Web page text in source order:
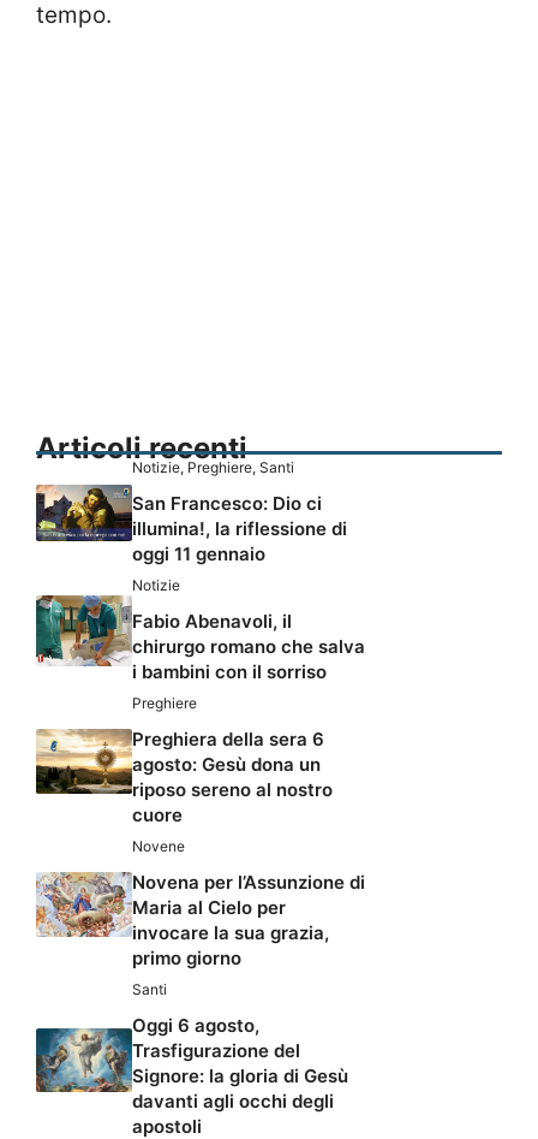
tempo.
Articoli recenti
Notizie, Preghiere, Santi
San Francesco: Dio ci
illumina!, la riflessione di
oggi 11 gennaio
Notizie
Fabio Abenavoli, il
chirurgo romano che salva
i bambini con il sorriso
Preghiere
Preghiera della sera 6
agosto: Gesù dona un
riposo sereno al nostro
cuore
Novene
Novena per l’Assunzione di
Maria al Cielo per
invocare la sua grazia,
primo giorno
Santi
Oggi 6 agosto,
Trasfigurazione del
Signore: la gloria di Gesù
davanti agli occhi degli
apostoli